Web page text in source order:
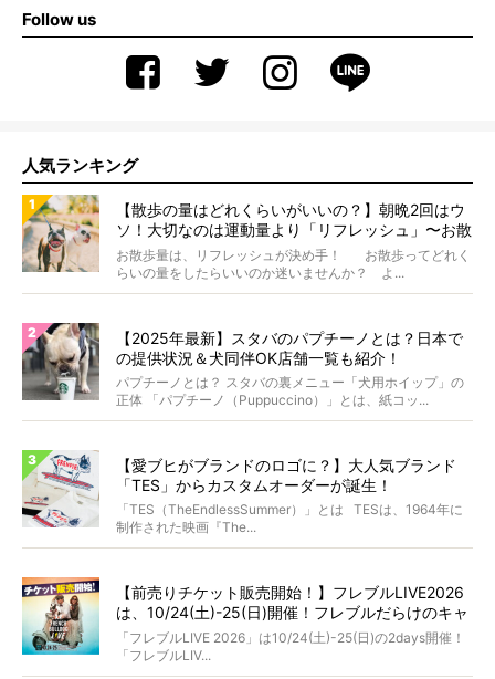
Follow us
人気ランキング
【散歩の量はどれくらいがいいの？】朝晩2回はウ
ソ！大切なのは運動量より「リフレッシュ」〜お散
歩にまつわる疑問FAQつき〜
お散歩量は、リフレッシュが決め手！ お散歩ってどれく
らいの量をしたらいいのか迷いませんか？ よ...
【2025年最新】スタバのパプチーノとは？日本で
の提供状況＆犬同伴OK店舗一覧も紹介！
パプチーノとは？ スタバの裏メニュー「犬用ホイップ」の
正体 「パプチーノ（Puppuccino）」とは、紙コッ...
【愛ブヒがブランドのロゴに？】大人気ブランド
「TES」からカスタムオーダーが誕生！
「TES（TheEndlessSummer）」とは TESは、1964年に
制作された映画『The...
【前売りチケット販売開始！】フレブルLIVE2026
は、10/24(土)-25(日)開催！フレブルだらけのキャ
ンプ・前夜祭・バスプランも新登場!?
「フレブルLIVE 2026」は10/24(土)-25(日)の2days開催！
「フレブルLIV...